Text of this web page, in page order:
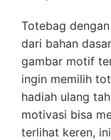
Totebag
dari bahan
gambar motif
ingin memilih
hadiah ulang
motivasi bisa
terlihat keren,